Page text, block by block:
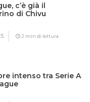
c’è già il
di Chivu
2 min di lettura
intenso tra Serie A